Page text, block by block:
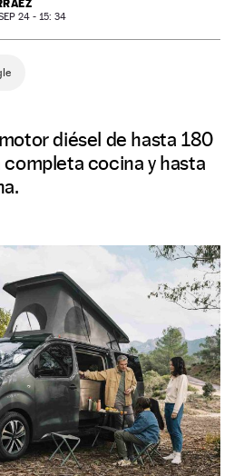
24 - 15: 34
diésel de hasta 180
cocina y hasta